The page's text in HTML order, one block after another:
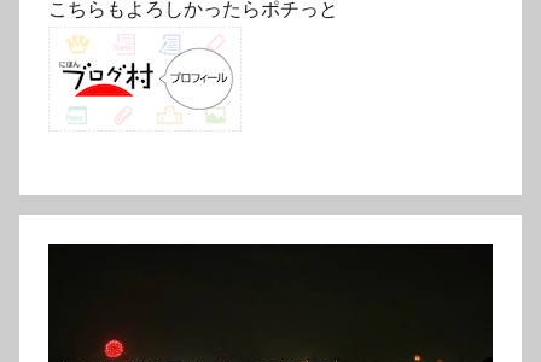
こちらもよろしかったらポチっと